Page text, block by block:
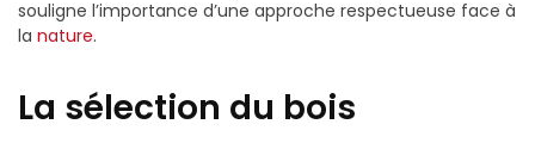
souligne l’importance d’une approche respectueuse face à
la nature.
La sélection du bois